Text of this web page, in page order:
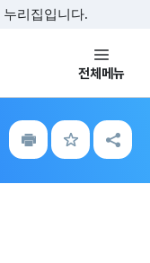
로가기
바로가기
리집입니다.
전체메뉴
인
쇄
즐
겨
공
유